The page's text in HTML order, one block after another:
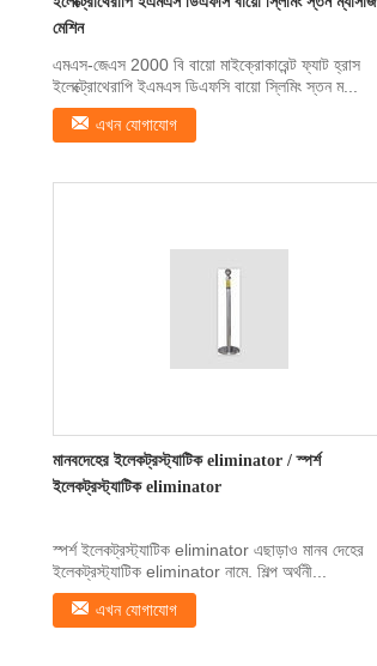
মেশিন
এমএস-জেএস 2000 বি বায়ো মাইক্রোকারেন্ট ফ্যাট হ্রাস
ইলেক্ট্রোথেরাপি ইএমএস ডিএফসি বায়ো স্লিমিং স্তন ম...
এখন যোগাযোগ
মানবদেহের ইলেকট্রস্ট্যাটিক eliminator / স্পর্শ
ইলেকট্রস্ট্যাটিক eliminator
স্পর্শ ইলেকট্রস্ট্যাটিক eliminator এছাড়াও মানব দেহের
ইলেকট্রস্ট্যাটিক eliminator নামে. শিল্প অর্থনী...
এখন যোগাযোগ